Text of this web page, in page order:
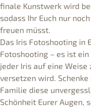
finale Kunstwerk wird
sodass Ihr Euch nur
freuen müsst.
Das Iris Fotoshooting in
Fotoshooting – es ist
jeder Iris auf eine Weise
versetzen wird.
Familie diese
Schönheit Eurer Augen,